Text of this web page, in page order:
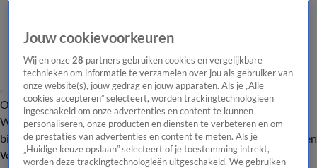
Overzicht Onze programma's Uitzendingen Onze gezichten
In de
WandelgangenInterviewsUitzending
bijwonenPodcastShopVeelgestelde vragenKijkersvraag insturen
Volg Vandaag Inside
Jouw cookievoorkeuren
Wij en onze28 partners gebruiken cookies en vergelijkbare
technieken om informatie te verzamelen over jou als gebruiker van
onze website(s), jouw gedrag en jouw apparaten. Als je „Alle
cookies accepteren” selecteert, worden trackingtechnologieën
ingeschakeld om onze advertenties en content te kunnen
personaliseren, onze producten en diensten te verbeteren en om
de prestaties van advertenties en content te meten. Als je
„Huidige keuze opslaan” selecteert of je toestemming intrekt,
worden deze trackingtechnologieën uitgeschakeld. We gebruiken